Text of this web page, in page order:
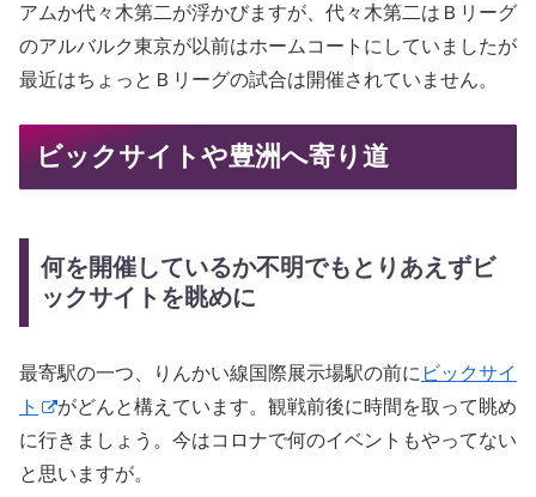
アムか代々木第二が浮かびますが、代々木第二はＢリーグ
のアルバルク東京が以前はホームコートにしていましたが
最近はちょっとＢリーグの試合は開催されていません。
ビックサイトや豊洲へ寄り道
何を開催しているか不明でもとりあえずビ
ックサイトを眺めに
最寄駅の一つ、りんかい線国際展示場駅の前に ビックサイ
ト
がどんと構えています。観戦前後に時間を取って眺め
に行きましょう。今はコロナで何のイベントもやってない
と思いますが。